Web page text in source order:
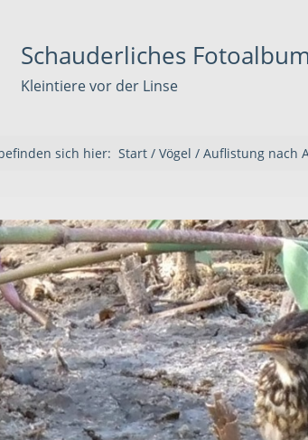
Schauderliches Fotoalbum
Kleintiere vor der Linse
sich hier:Start / Vögel / Auflistung nach